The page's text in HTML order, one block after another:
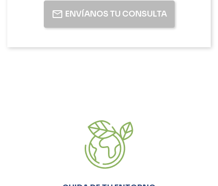
ENVÍANOS TU CONSULTA